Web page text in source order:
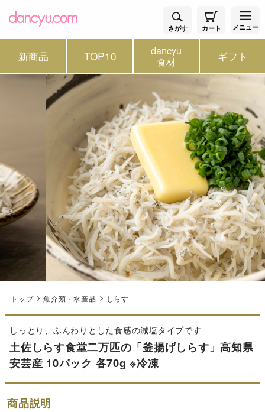
さがす カート メニュー
新商品 TOP10 dancyu
食材 ギフト
トップ 魚介類・水産品 しらす
しっとり、ふんわりとした食感の減塩タイプです
土佐しらす食堂二万匹の「釜揚げしらす」高知県
安芸産 10パック 各70g ※冷凍
商品説明